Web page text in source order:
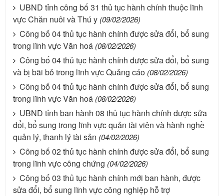
UBND tỉnh công bố 31 thủ tục hành chính thuộc lĩnh
vực Chăn nuôi và Thú y (09/02/2026)
Công bố 04 thủ tục hành chính được sửa đổi, bổ sung
trong lĩnh vực Văn hoá (08/02/2026)
Công bố 04 thủ tục hành chính được sửa đổi, bổ sung
và bị bãi bỏ trong lĩnh vực Quảng cáo (08/02/2026)
Công bố 04 thủ tục hành chính được sửa đổi, bổ sung
trong lĩnh vực Văn hoá (08/02/2026)
UBND tỉnh ban hành 08 thủ tục hành chính được sửa
đổi, bổ sung trong lĩnh vực quản tài viên và hành nghề
quản lý, thanh lý tài sản (04/02/2026)
Công bố 02 thủ tục hành chính được sửa đổi, bổ sung
trong lĩnh vực công chứng (04/02/2026)
Công bố 03 thủ tục hành chính mới ban hành, được
sửa đổi, bổ sung lĩnh vực công nghiệp hỗ trợ